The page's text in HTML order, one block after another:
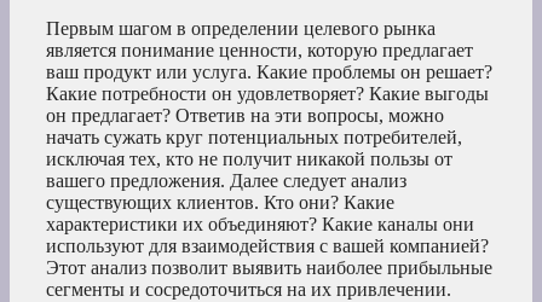
Первым шагом в определении целевого рынка
является понимание ценности, которую предлагает
ваш продукт или услуга. Какие проблемы он решает?
Какие потребности он удовлетворяет? Какие выгоды
он предлагает? Ответив на эти вопросы, можно
начать сужать круг потенциальных потребителей,
исключая тех, кто не получит никакой пользы от
вашего предложения. Далее следует анализ
существующих клиентов. Кто они? Какие
характеристики их объединяют? Какие каналы они
используют для взаимодействия с вашей компанией?
Этот анализ позволит выявить наиболее прибыльные
сегменты и сосредоточиться на их привлечении.